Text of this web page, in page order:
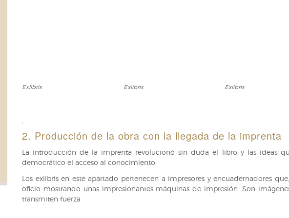
Exlibris Exlibris Exlibris
,
2. Producción de la obra con la llegada de la imprenta
La introducción de la imprenta revolucionó sin duda el libro y las ideas
democrático el acceso al conocimiento.
Los exlibris en este apartado pertenecen a impresores y encuadernadores
oficio mostrando unas impresionantes máquinas de impresión. Son
transmiten fuerza